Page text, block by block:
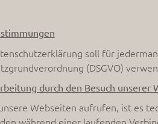
soll für
(DSGVO)
durch den Besuch unserer
Webseiten aufrufen, ist es